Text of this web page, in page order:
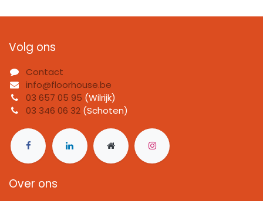
Volg ons
Contact
info@floorhouse.be
03 657 05 95 (Wilrijk)
03 346 06 32 (Schoten)
Over ons